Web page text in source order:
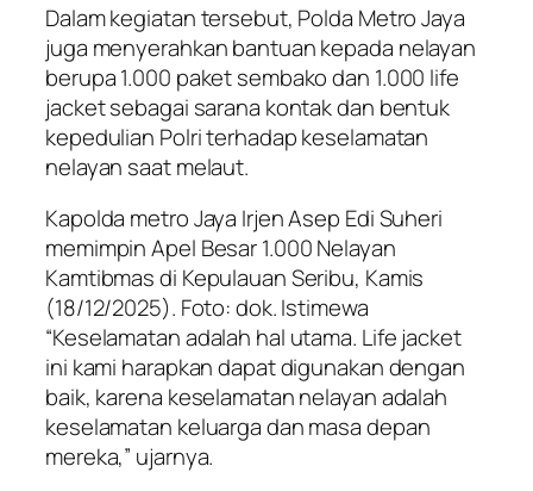
Dalam kegiatan tersebut, Polda Metro Jaya
juga menyerahkan bantuan kepada nelayan
berupa 1.000 paket sembako dan 1.000 life
jacket sebagai sarana kontak dan bentuk
kepedulian Polri terhadap keselamatan
nelayan saat melaut.
Kapolda metro Jaya Irjen Asep Edi Suheri
memimpin Apel Besar 1.000 Nelayan
Kamtibmas di Kepulauan Seribu, Kamis
(18/12/2025). Foto: dok. Istimewa
“Keselamatan adalah hal utama. Life jacket
ini kami harapkan dapat digunakan dengan
baik, karena keselamatan nelayan adalah
keselamatan keluarga dan masa depan
mereka,” ujarnya.